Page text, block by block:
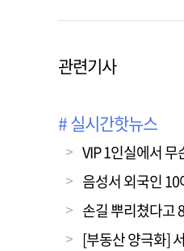
관련기사
# 실시간핫뉴스
VIP 1인실에서
음성서 외국인
손길 뿌리쳤다고
[부동산 양극화]